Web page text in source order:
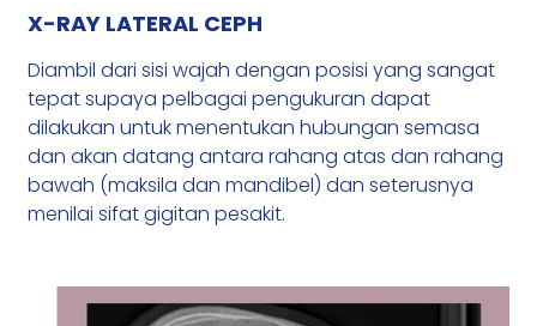
X-RAY LATERAL CEPH
Diambil dari sisi wajah dengan posisi yang sangat
tepat supaya pelbagai pengukuran dapat
dilakukan untuk menentukan hubungan semasa
dan akan datang antara rahang atas dan rahang
bawah (maksila dan mandibel) dan seterusnya
menilai sifat gigitan pesakit.